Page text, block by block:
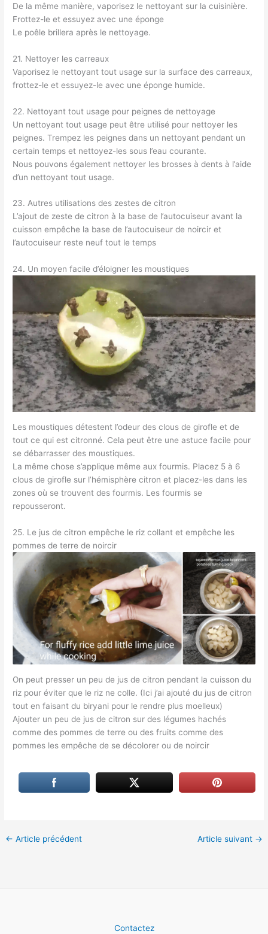
De la même manière, vaporisez le nettoyant sur la cuisinière.
Frottez-le et essuyez avec une éponge
Le poêle brillera après le nettoyage.
21. Nettoyer les carreaux
Vaporisez le nettoyant tout usage sur la surface des carreaux,
frottez-le et essuyez-le avec une éponge humide.
22. Nettoyant tout usage pour peignes de nettoyage
Un nettoyant tout usage peut être utilisé pour nettoyer les
peignes. Trempez les peignes dans un nettoyant pendant un
certain temps et nettoyez-les sous l’eau courante.
Nous pouvons également nettoyer les brosses à dents à l’aide
d’un nettoyant tout usage.
23. Autres utilisations des zestes de citron
L’ajout de zeste de citron à la base de l’autocuiseur avant la
cuisson empêche la base de l’autocuiseur de noircir et
l’autocuiseur reste neuf tout le temps
24. Un moyen facile d’éloigner les moustiques
Les moustiques détestent l’odeur des clous de girofle et de
tout ce qui est citronné. Cela peut être une astuce facile pour
se débarrasser des moustiques.
La même chose s’applique même aux fourmis. Placez 5 à 6
clous de girofle sur l’hémisphère citron et placez-les dans les
zones où se trouvent des fourmis. Les fourmis se
repousseront.
25. Le jus de citron empêche le riz collant et empêche les
pommes de terre de noircir
On peut presser un peu de jus de citron pendant la cuisson du
riz pour éviter que le riz ne colle. (Ici j’ai ajouté du jus de citron
tout en faisant du biryani pour le rendre plus moelleux)
Ajouter un peu de jus de citron sur des légumes hachés
comme des pommes de terre ou des fruits comme des
pommes les empêche de se décolorer ou de noircir
← Article précédent Article suivant →
Contactez